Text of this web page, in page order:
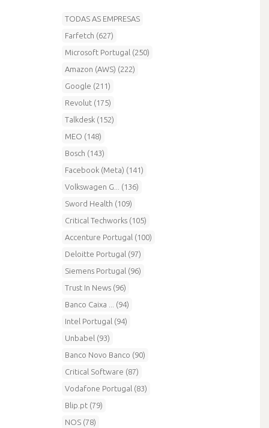
TODAS AS EMPRESAS
Farfetch (627)
Microsoft Portugal (250)
Amazon (AWS) (222)
Google (211)
Revolut (175)
Talkdesk (152)
MEO (148)
Bosch (143)
Facebook (Meta) (141)
Volkswagen G... (136)
Sword Health (109)
Critical Techworks (105)
Accenture Portugal (100)
Deloitte Portugal (97)
Siemens Portugal (96)
Trust In News (96)
Banco Caixa ... (94)
Intel Portugal (94)
Unbabel (93)
Banco Novo Banco (90)
Critical Software (87)
Vodafone Portugal (83)
Blip.pt (79)
NOS (78)